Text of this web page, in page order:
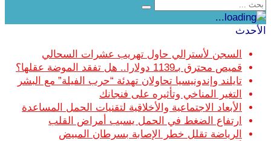
الأحدث
السجن لأسترالي حاول تهريب عشرات السحالي
قميص محترق بـ1139 دولارا.. هل تفقد الموضة عقلها؟
تايلند وإندونيسيا تحاولان تهدئة “حرب الفيلة” مع البشر
التغير المناخي وتأثيره على فنجانك
الأبعاد الاجتماعية والأخلاقية لتقنيات الحمل المساعدة
ارتفاع الضغط في الحمل يسبب أمراض القلب
الرياضة تقلل خطر الإصابة بسرطان المبيض